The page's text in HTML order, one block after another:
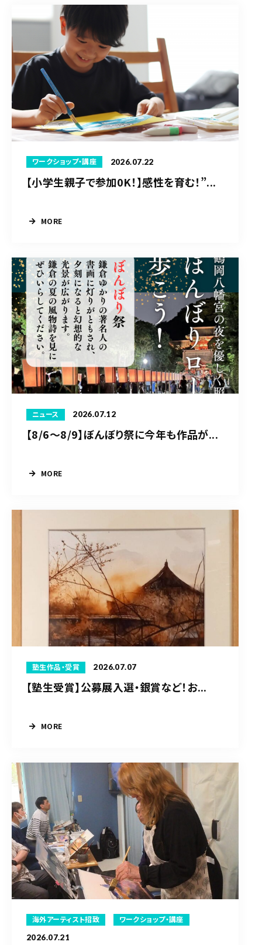
ワークショップ・講座 2026.07.22
【小学生親子で参加0K！】感性を育む！”...
MORE
ニュース 2026.07.12
【8/6〜8/9】ぼんぼり祭に今年も作品が...
MORE
塾生作品・受賞 2026.07.07
【塾生受賞】公募展入選・銀賞など！お...
MORE
海外アーティスト招致 ワークショップ・講座
2026.07.21